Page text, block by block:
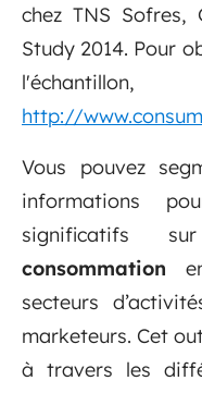
chez TNS Sofres,
Study 2014. Pour
http://
Vous pouvez
informations
significatifs
consommation
secteurs
marketeurs. Cet
à travers les